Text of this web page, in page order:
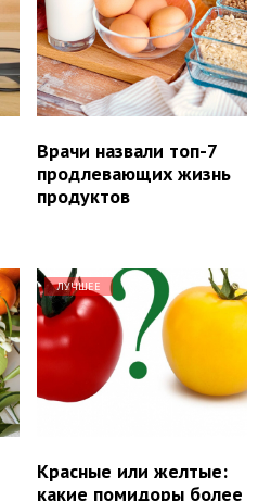
Врачи назвали топ-7
продлевающих жизнь
продуктов
ЛУЧШЕЕ
Красные или желтые:
какие помидоры более